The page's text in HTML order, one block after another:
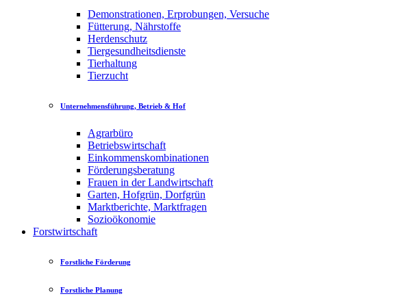
Demonstrationen, Erprobungen, Versuche
Fütterung, Nährstoffe
Herdenschutz
Tiergesundheitsdienste
Tierhaltung
Tierzucht
Unternehmensführung, Betrieb & Hof
Agrarbüro
Betriebswirtschaft
Einkommenskombinationen
Förderungsberatung
Frauen in der Landwirtschaft
Garten, Hofgrün, Dorfgrün
Marktberichte, Marktfragen
Sozioökonomie
Forstwirtschaft
Forstliche Förderung
Forstliche Planung